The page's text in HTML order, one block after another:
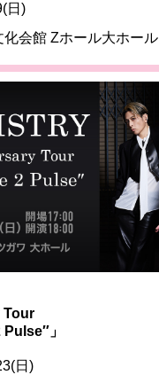
日)
化会館 Zホール大ホール
Tour
」
日)